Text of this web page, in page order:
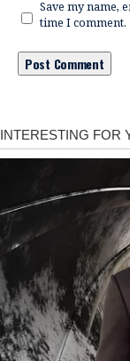
Save my name,
time I comment.